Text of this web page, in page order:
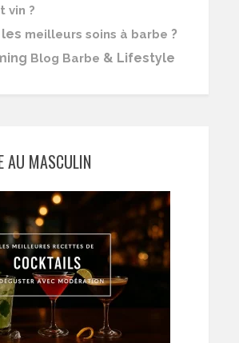
vin ?
meilleurs soins à barbe ?
Blog Barbe & Lifestyle
AU MASCULIN